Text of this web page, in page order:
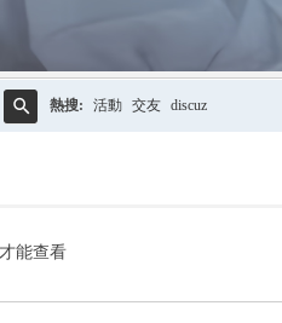
熱搜: 活動 交友 discuz
能查看